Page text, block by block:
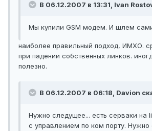
В 06.12.2007 в 13:31, Ivan
Мы купили GSM модем. И шлем
наиболее правильный подход, ИМХО.
при падении собственных линков.
полезно.
В 06.12.2007 в 06:18, Davion
Нужно следущее... есть серваки на
с управлением по ком порту. Нужно